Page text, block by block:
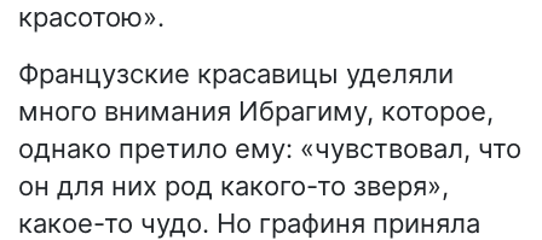
красотою».
Французские красавицы уделяли
много внимания Ибрагиму, которое,
однако претило ему: «чувствовал, что
он для них род какого-то зверя»,
какое-то чудо. Но графиня приняла